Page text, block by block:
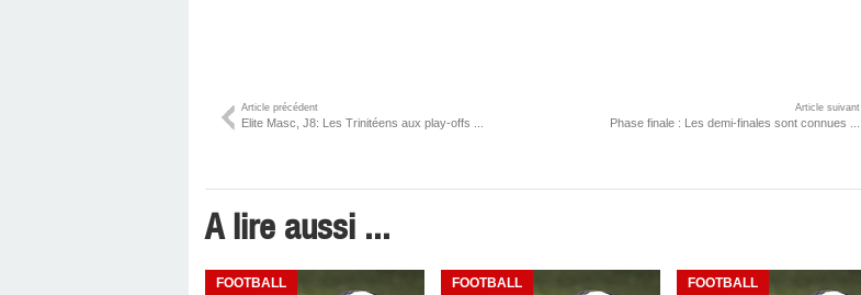
Article précédent
Elite Masc, J8: Les Trinitéens aux play-offs ...
Article suivant
Phase finale : Les demi-finales sont connues ...
A lire aussi ...
FOOTBALL FOOTBALL FOOTBALL